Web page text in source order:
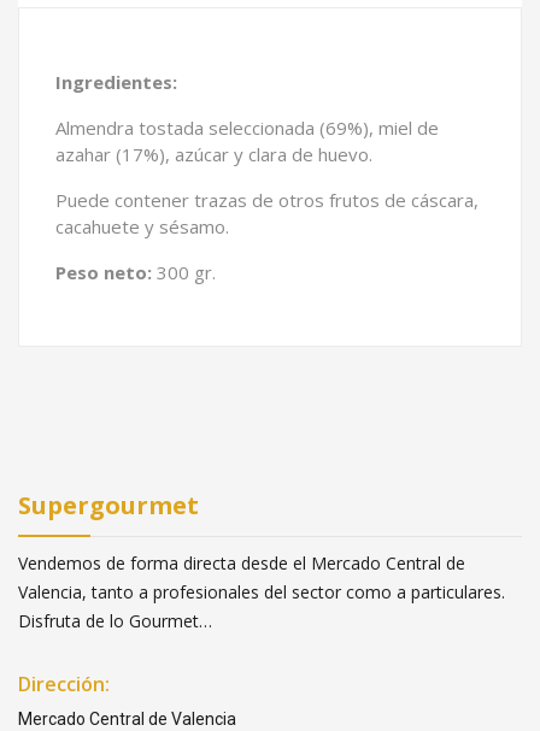
Ingredientes:
Almendra tostada seleccionada (69%), miel de
azahar (17%), azúcar y clara de huevo.
Puede contener trazas de otros frutos de cáscara,
cacahuete y sésamo.
Peso neto: 300 gr.
Supergourmet
Vendemos de forma directa desde el Mercado Central de
Valencia, tanto a profesionales del sector como a particulares.
Disfruta de lo Gourmet…
Dirección:
Mercado Central de Valencia